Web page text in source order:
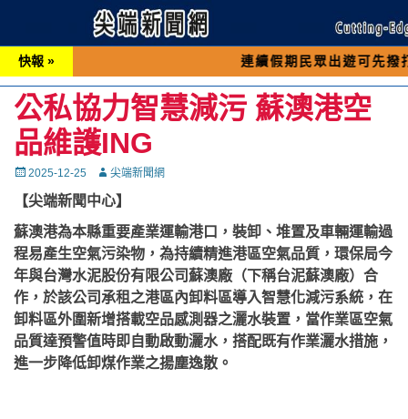
快報 » 連續假期民眾出遊可先撥打交通 「
公私協力智慧減污 蘇澳港空
品維護ING
Posted
2025-12-25 Autor尖端新聞網
【尖端新聞中心】
蘇澳港為本縣重要產業運輸港口，裝卸、堆置及車輛運輸過
程易產生空氣污染物，為持續精進港區空氣品質，環保局今
年與台灣水泥股份有限公司蘇澳廠（下稱台泥蘇澳廠）合
作，於該公司承租之港區內卸料區導入智慧化減污系統，在
卸料區外圍新增搭載空品感測器之灑水裝置，當作業區空氣
品質達預警值時即自動啟動灑水，搭配既有作業灑水措施，
進一步降低卸煤作業之揚塵逸散。